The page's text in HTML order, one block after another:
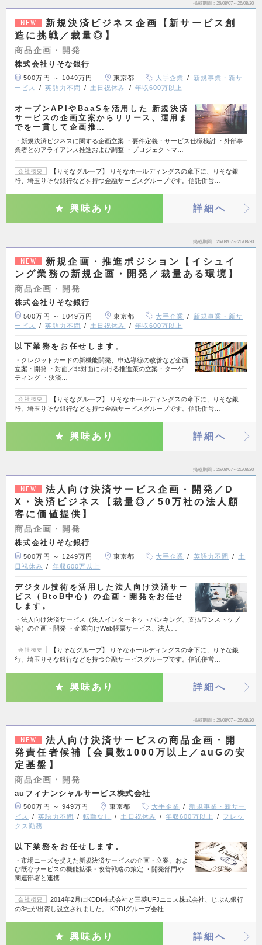
掲載期間 26/08/07～26/08/20
NEW
新規決済ビジネス企画【新サービス創
造に挑戦／裁量◎】
商品企画・開発
株式会社りそな銀行
500万円 ～ 1049万円 東京都 大手企業
新規事業・新サ
ービス
英語力不問 土日祝休み 年収600万以上
オープンAPIやBaaSを活用した 新規決済
サービスの企画立案からリリース、運用ま
でを一貫して企画推…
・新規決済ビジネスに関する企画立案 ・要件定義・サービス仕様検討 ・外部事
業者とのアライアンス推進および調整 ・プロジェクトマ…
会社概要
【りそなグループ】 りそなホールディングスの傘下に、りそな銀
行、埼玉りそな銀行などを持つ金融サービスグループです。信託併営…
興味あり 詳細へ
掲載期間 26/08/07～26/08/20
NEW
新規企画・推進ポジション【イシュイ
ング業務の新規企画・開発／裁量ある環境】
商品企画・開発
株式会社りそな銀行
500万円 ～ 1049万円 東京都 大手企業
新規事業・新サ
ービス
英語力不問 土日祝休み 年収600万以上
以下業務をお任せします。
・クレジットカードの新機能開発、申込導線の改善など企画
立案・開発 ・対面／非対面における推進策の立案・ターゲ
ティング ・決済…
会社概要
【りそなグループ】 りそなホールディングスの傘下に、りそな銀
行、埼玉りそな銀行などを持つ金融サービスグループです。信託併営…
興味あり 詳細へ
掲載期間 26/08/07～26/08/20
NEW
法人向け決済サービス企画・開発／D
X・決済ビジネス【裁量◎／50万社の法人顧
客に価値提供】
商品企画・開発
株式会社りそな銀行
500万円 ～ 1249万円 東京都 大手企業 英語力不問
土
日祝休み
年収600万以上
デジタル技術を活用した法人向け決済サー
ビス（BtoB中心）の企画・開発をお任せ
します。
・法人向け決済サービス（法人インターネットバンキング、支払ワンストップ
等）の企画・開発 ・企業向けWeb帳票サービス、法人…
会社概要
【りそなグループ】 りそなホールディングスの傘下に、りそな銀
行、埼玉りそな銀行などを持つ金融サービスグループです。信託併営…
興味あり 詳細へ
掲載期間 26/08/07～26/08/20
NEW
法人向け決済サービスの商品企画・開
発責任者候補【会員数1000万以上／auGの安
定基盤】
商品企画・開発
auフィナンシャルサービス株式会社
500万円 ～ 949万円 東京都 大手企業
新規事業・新サー
ビス
英語力不問 転勤なし 土日祝休み 年収600万以上
フレッ
クス勤務
以下業務をお任せします。
・市場ニーズを捉えた新規決済サービスの企画・立案、およ
び既存サービスの機能拡張・改善戦略の策定 ・開発部門や
関連部署と連携…
会社概要
2014年2月にKDDI株式会社と三菱UFJニコス株式会社、じぶん銀行
の3社が出資し設立されました。 KDDIグループ会社…
興味あり 詳細へ